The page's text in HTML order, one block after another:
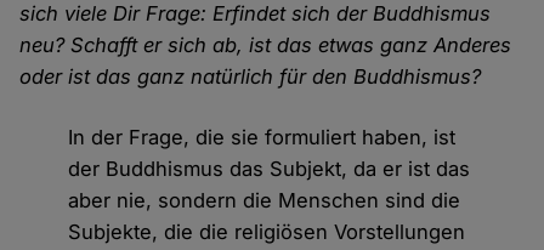
sich viele Dir Frage: Erfindet sich der Buddhismus
neu? Schafft er sich ab, ist das etwas ganz Anderes
oder ist das ganz natürlich für den Buddhismus?
In der Frage, die sie formuliert haben, ist
der Buddhismus das Subjekt, da er ist das
aber nie, sondern die Menschen sind die
Subjekte, die die religiösen Vorstellungen